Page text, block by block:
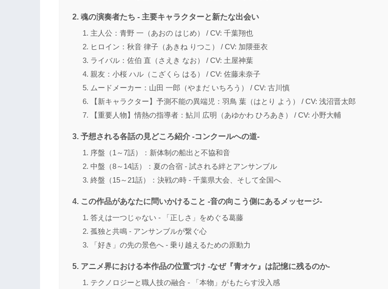
魂の演奏者たち - 主要キャラクターと新たな出会い
主人公：青野 一（あおの はじめ） / CV: 千葉翔也
ヒロイン：秋音 律子（あきね りつこ） / CV: 加隈亜衣
ライバル：佐伯 直（さえき なお） / CV: 土屋神葉
親友：小桜 ハル（こざくら はる） / CV: 佐藤未奈子
ムードメーカー：山田 一郎（やまだ いちろう） / CV: 古川慎
【新キャラクター】予測不能の異端児：羽鳥 葉（はとり よう） / CV: 浅沼晋太郎
【重要人物】情熱の指導者：鮎川 広明（あゆかわ ひろあき） / CV: 小野大輔
予想される各話の見どころ紹介 -コンクールへの道-
序盤（1～7話）：新体制の船出と不協和音
中盤（8～14話）：夏の合宿 - 試される絆とアンサンブル
終盤（15～21話）：決戦の時 - 千葉県大会、そして全国へ
この作品があなたに問いかけること -音の向こう側にあるメッセージ-
答えは一つじゃない - 「正しさ」をめぐる葛藤
孤独と共鳴 - アンサンブルが繋ぐ心
「好き」の先の景色へ - 乗り越えるための原動力
アニメ界における本作品の位置づけ -なぜ『青オケ』は記憶に残るのか-
テクノロジーと職人技の融合 - 「本物」がもたらす没入感